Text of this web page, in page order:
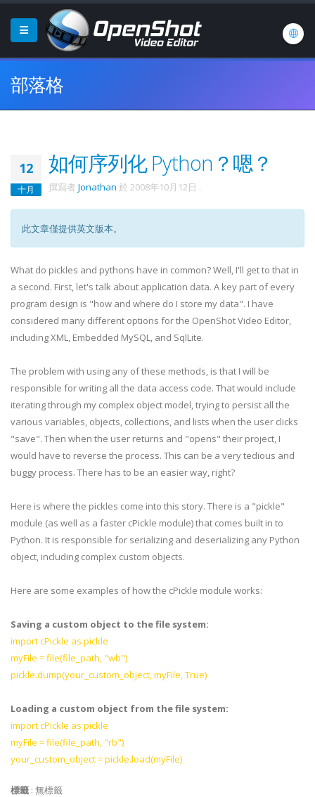
部落格
12
十月
如何序列化 Python？嗯？
撰寫者 Jonathan 於 2008年10月12日 .
此文章僅提供英文版本。
What do pickles and pythons have in common? Well, I'll get to that in
a second. First, let's talk about application data. A key part of every
program design is "how and where do I store my data". I have
considered many different options for the OpenShot Video Editor,
including XML, Embedded MySQL, and SqlLite.
The problem with using any of these methods, is that I will be
responsible for writing all the data access code. That would include
iterating through my complex object model, trying to persist all the
various variables, objects, collections, and lists when the user clicks
"save". Then when the user returns and "opens" their project, I
would have to reverse the process. This can be a very tedious and
buggy process. There has to be an easier way, right?
Here is where the pickles come into this story. There is a "pickle"
module (as well as a faster cPickle module) that comes built in to
Python. It is responsible for serializing and deserializing any Python
object, including complex custom objects.
Here are some examples of how the cPickle module works:
Saving a custom object to the file system:
import cPickle as pickle
myFile = file(file_path, "wb")
pickle.dump(your_custom_object, myFile, True)
Loading a custom object from the file system:
import cPickle as pickle
myFile = file(file_path, "rb")
your_custom_object = pickle.load(myFile)
標籤 : 無標籤